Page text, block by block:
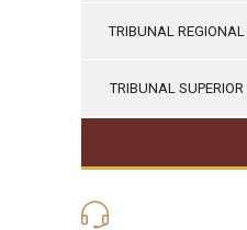
TRIBUNAL
TRIBUNAL